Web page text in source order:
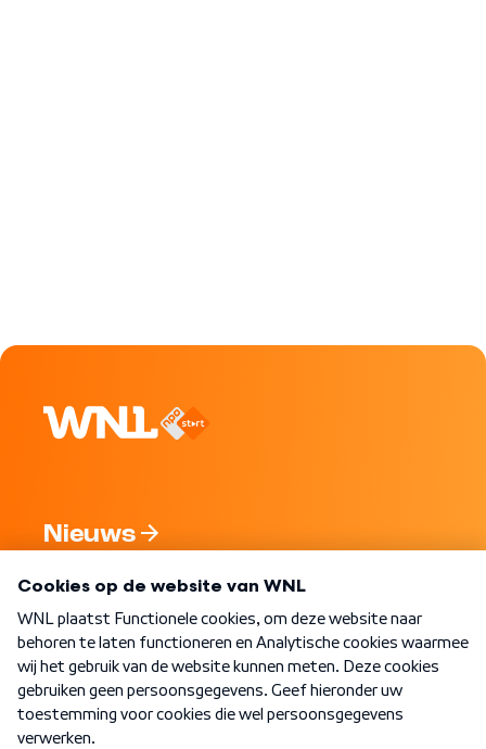
Nieuws
Nieuwsbrief
Word Lid